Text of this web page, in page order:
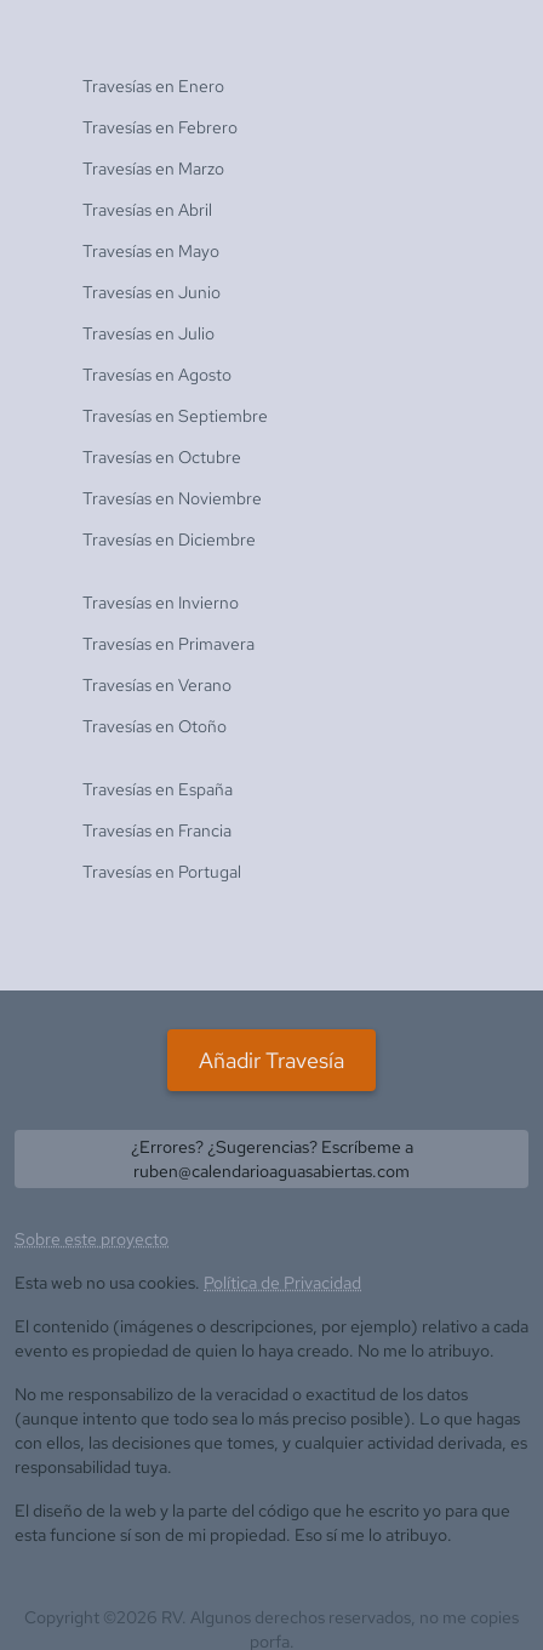
Travesías en Enero
Travesías en Febrero
Travesías en Marzo
Travesías en Abril
Travesías en Mayo
Travesías en Junio
Travesías en Julio
Travesías en Agosto
Travesías en Septiembre
Travesías en Octubre
Travesías en Noviembre
Travesías en Diciembre
Travesías en Invierno
Travesías en Primavera
Travesías en Verano
Travesías en Otoño
Travesías en España
Travesías en Francia
Travesías en Portugal
Añadir Travesía
¿Errores? ¿Sugerencias? Escríbeme a
ruben@calendarioaguasabiertas.com
Sobre este proyecto
Esta web no usa cookies. Política de Privacidad
El contenido (imágenes o descripciones, por ejemplo) relativo a cada
evento es propiedad de quien lo haya creado. No me lo atribuyo.
No me responsabilizo de la veracidad o exactitud de los datos
(aunque intento que todo sea lo más preciso posible). Lo que hagas
con ellos, las decisiones que tomes, y cualquier actividad derivada, es
responsabilidad tuya.
El diseño de la web y la parte del código que he escrito yo para que
esta funcione sí son de mi propiedad. Eso sí me lo atribuyo.
Copyright ©2026 RV. Algunos derechos reservados, no me copies
porfa.